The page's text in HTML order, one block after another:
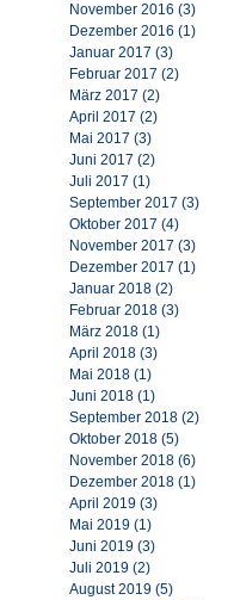
November 2016 (3)
Dezember 2016 (1)
Januar 2017 (3)
Februar 2017 (2)
März 2017 (2)
April 2017 (2)
Mai 2017 (3)
Juni 2017 (2)
Juli 2017 (1)
September 2017 (3)
Oktober 2017 (4)
November 2017 (3)
Dezember 2017 (1)
Januar 2018 (2)
Februar 2018 (3)
März 2018 (1)
April 2018 (3)
Mai 2018 (1)
Juni 2018 (1)
September 2018 (2)
Oktober 2018 (5)
November 2018 (6)
Dezember 2018 (1)
April 2019 (3)
Mai 2019 (1)
Juni 2019 (3)
Juli 2019 (2)
August 2019 (5)